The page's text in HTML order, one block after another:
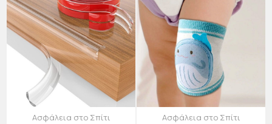
Ασφάλεια στο Σπίτι Ασφάλεια στο Σπίτι